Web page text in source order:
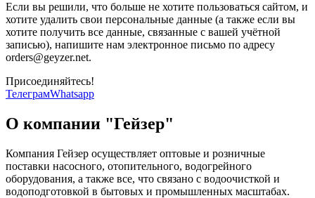
Если вы решили, что больше не хотите пользоваться сайтом, и
хотите удалить свои персональные данные (а также если вы
хотите получить все данные, связанные с вашей учётной
записью), напишите нам электронное письмо по адресу
orders@geyzer.net.
Присоединяйтесь!
ТелеграмWhatsapp
О компании "Гейзер"
Компания Гейзер осуществляет оптовые и розничные
поставки насосного, отопительного, водогрейного
оборудования, а также все, что связано с водоочисткой и
водоподготовкой в бытовых и промышленных масштабах.